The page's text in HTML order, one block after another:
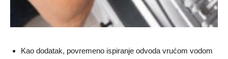
Kao dodatak, povremeno ispiranje odvoda vrućom vodom